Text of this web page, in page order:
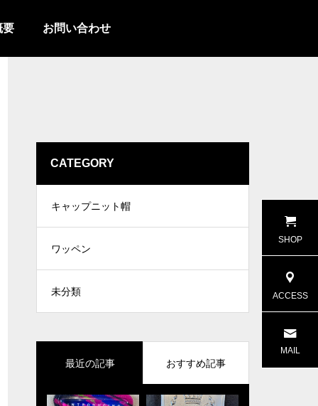
要 お問い合わせ
CATEGORY
キャップニット帽
ワッペン
未分類
最近の記事 おすすめ記事
SHOP
ACCESS
MAIL